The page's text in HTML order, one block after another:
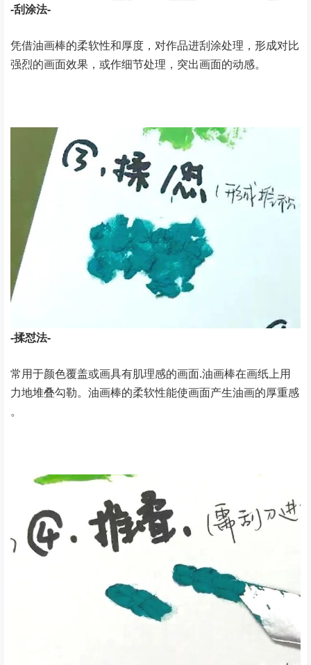
-刮涂法-
凭借油画棒的柔软性和厚度，对作品进刮涂处理，形成对比
强烈的画面效果，或作细节处理，突出画面的动感。
-揉怼法-
常用于颜色覆盖或画具有肌理感的画面.油画棒在画纸上用
力地堆叠勾勒。油画棒的柔软性能使画面产生油画的厚重感
。